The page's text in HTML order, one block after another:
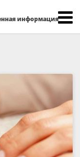
информация